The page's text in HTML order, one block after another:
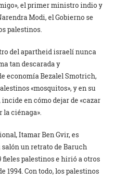
el primer ministro indio y
Modi, el Gobierno se
palestinos.
del apartheid israelí nunca
tan descarada y
economía Bezalel Smotrich,
«mosquitos», y en su
en cómo dejar de «cazar
la ciénaga».
Itamar Ben Gvir, es
un retrato de Baruch
fieles palestinos e hirió a otros
1994. Con todo, los palestinos